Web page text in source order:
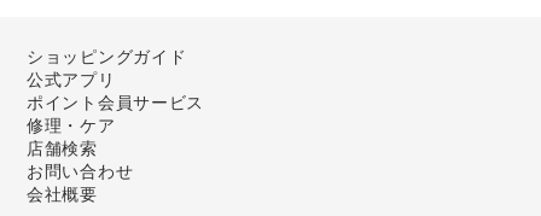
ショッピングガイド
公式アプリ
ポイント会員サービス
修理・ケア
店舗検索
お問い合わせ
会社概要